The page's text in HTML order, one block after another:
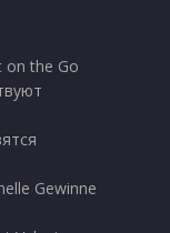
on the Go
Gewinne